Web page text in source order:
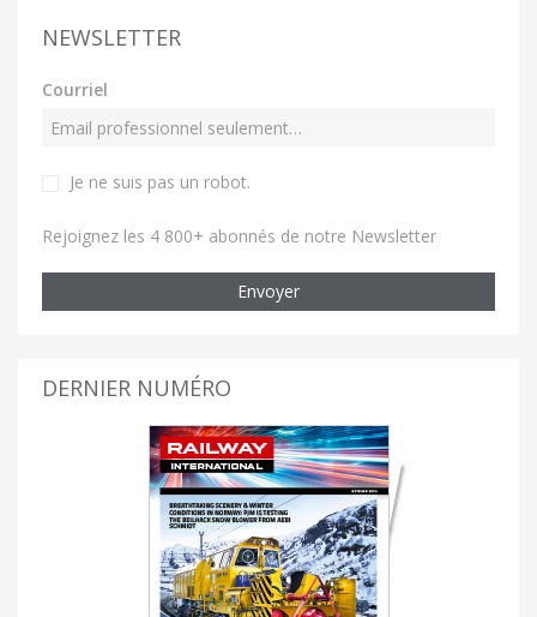
NEWSLETTER
Courriel
Je ne suis pas un robot.
Rejoignez les 4 800+ abonnés de notre Newsletter
Envoyer
DERNIER NUMÉRO